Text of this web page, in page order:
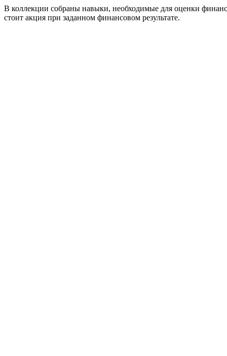
В коллекции собраны навыки, необходимые для оценки
стоит акция при заданном финансовом результате.